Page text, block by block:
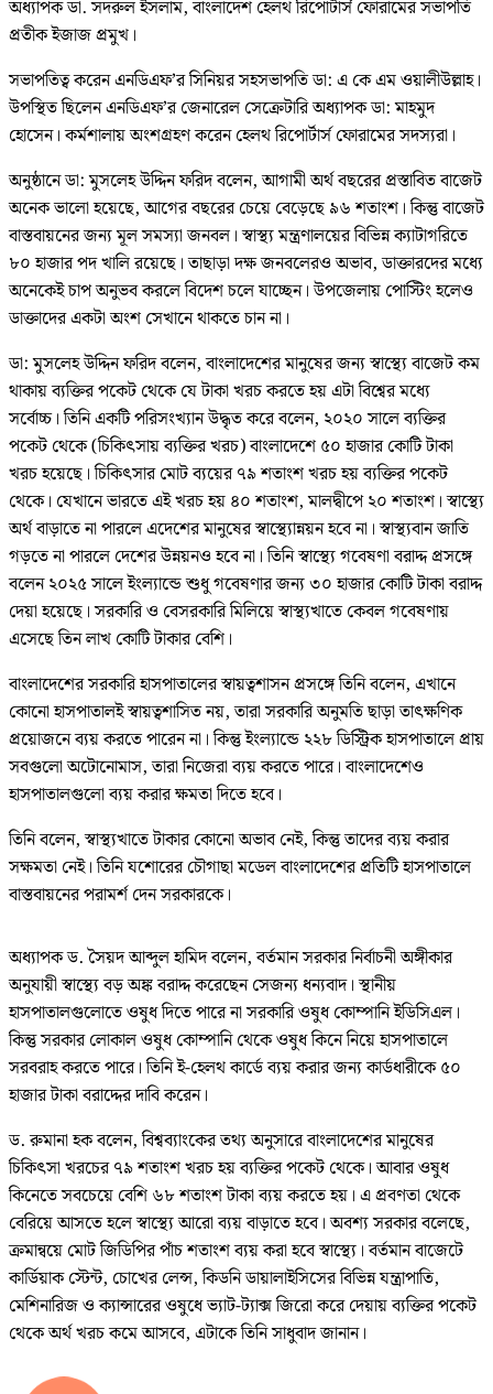
অধ্যাপক ডা. সদরুল ইসলাম, বাংলাদেশ হেলথ রিপোর্টার্স ফোরামের সভাপতি
প্রতীক ইজাজ প্রমুখ।
সভাপতিত্ব করেন এনডিএফ’র সিনিয়র সহসভাপতি ডা: এ কে এম ওয়ালীউল্লাহ।
উপস্থিত ছিলেন এনডিএফ’র জেনারেল সেক্রেটারি অধ্যাপক ডা: মাহমুদ
হোসেন। কর্মশালায় অংশগ্রহণ করেন হেলথ রিপোর্টার্স ফোরামের সদস্যরা।
অনুষ্ঠানে ডা: মুসলেহ উদ্দিন ফরিদ বলেন, আগামী অর্থ বছরের প্রস্তাবিত বাজেট
অনেক ভালো হয়েছে, আগের বছরের চেয়ে বেড়েছে ৯৬ শতাংশ। কিন্তু বাজেট
বাস্তবায়নের জন্য মূল সমস্যা জনবল। স্বাস্থ্য মন্ত্রণালয়ের বিভিন্ন ক্যাটাগরিতে
৮০ হাজার পদ খালি রয়েছে। তাছাড়া দক্ষ জনবলেরও অভাব, ডাক্তারদের মধ্যে
অনেকেই চাপ অনুভব করলে বিদেশ চলে যাচ্ছেন। উপজেলায় পোস্টিং হলেও
ডাক্তাদের একটা অংশ সেখানে থাকতে চান না।
ডা: মুসলেহ উদ্দিন ফরিদ বলেন, বাংলাদেশের মানুষের জন্য স্বাস্থ্যে বাজেট কম
থাকায় ব্যক্তির পকেট থেকে যে টাকা খরচ করতে হয় এটা বিশ্বের মধ্যে
সর্বোচ্চ। তিনি একটি পরিসংখ্যান উদ্ধৃত করে বলেন, ২০২০ সালে ব্যক্তির
পকেট থেকে (চিকিৎসায় ব্যক্তির খরচ) বাংলাদেশে ৫০ হাজার কোটি টাকা
খরচ হয়েছে। চিকিৎসার মোট ব্যয়ের ৭৯ শতাংশ খরচ হয় ব্যক্তির পকেট
থেকে। যেখানে ভারতে এই খরচ হয় ৪০ শতাংশ, মালদ্বীপে ২০ শতাংশ। স্বাস্থ্যে
অর্থ বাড়াতে না পারলে এদেশের মানুষের স্বাস্থ্যোন্নয়ন হবে না। স্বাস্থ্যবান জাতি
গড়তে না পারলে দেশের উন্নয়নও হবে না। তিনি স্বাস্থ্যে গবেষণা বরাদ্দ প্রসঙ্গে
বলেন ২০২৫ সালে ইংল্যান্ডে শুধু গবেষণার জন্য ৩০ হাজার কোটি টাকা বরাদ্দ
দেয়া হয়েছে। সরকারি ও বেসরকারি মিলিয়ে স্বাস্থ্যখাতে কেবল গবেষণায়
এসেছে তিন লাখ কোটি টাকার বেশি।
বাংলাদেশের সরকারি হাসপাতালের স্বায়ত্বশাসন প্রসঙ্গে তিনি বলেন, এখানে
কোনো হাসপাতালই স্বায়ত্বশাসিত নয়, তারা সরকারি অনুমতি ছাড়া তাৎক্ষণিক
প্রয়োজনে ব্যয় করতে পারেন না। কিন্তু ইংল্যান্ডে ২২৮ ডিস্ট্রিক হাসপাতালে প্রায়
সবগুলো অটোনোমাস, তারা নিজেরা ব্যয় করতে পারে। বাংলাদেশেও
হাসপাতালগুলো ব্যয় করার ক্ষমতা দিতে হবে।
তিনি বলেন, স্বাস্থ্যখাতে টাকার কোনো অভাব নেই, কিন্তু তাদের ব্যয় করার
সক্ষমতা নেই। তিনি যশোরের চৌগাছা মডেল বাংলাদেশের প্রতিটি হাসপাতালে
বাস্তবায়নের পরামর্শ দেন সরকারকে।
অধ্যাপক ড. সৈয়দ আব্দুল হামিদ বলেন, বর্তমান সরকার নির্বাচনী অঙ্গীকার
অনুযায়ী স্বাস্থ্যে বড় অঙ্ক বরাদ্দ করেছেন সেজন্য ধন্যবাদ। স্থানীয়
হাসপাতালগুলোতে ওষুধ দিতে পারে না সরকারি ওষুধ কোম্পানি ইডিসিএল।
কিন্তু সরকার লোকাল ওষুধ কোম্পানি থেকে ওষুধ কিনে নিয়ে হাসপাতালে
সরবরাহ করতে পারে। তিনি ই-হেলথ কার্ডে ব্যয় করার জন্য কার্ডধারীকে ৫০
হাজার টাকা বরাদ্দের দাবি করেন।
ড. রুমানা হক বলেন, বিশ্বব্যাংকের তথ্য অনুসারে বাংলাদেশের মানুষের
চিকিৎসা খরচের ৭৯ শতাংশ খরচ হয় ব্যক্তির পকেট থেকে। আবার ওষুধ
কিনেতে সবচেয়ে বেশি ৬৮ শতাংশ টাকা ব্যয় করতে হয়। এ প্রবণতা থেকে
বেরিয়ে আসতে হলে স্বাস্থ্যে আরো ব্যয় বাড়াতে হবে। অবশ্য সরকার বলেছে,
ক্রমান্বয়ে মোট জিডিপির পাঁচ শতাংশ ব্যয় করা হবে স্বাস্থ্যে। বর্তমান বাজেটে
কার্ডিয়াক স্টেন্ট, চোখের লেন্স, কিডনি ডায়ালাইসিসের বিভিন্ন যন্ত্রাপাতি,
মেশিনারিজ ও ক্যান্সারের ওষুধে ভ্যাট-ট্যাক্স জিরো করে দেয়ায় ব্যক্তির পকেট
থেকে অর্থ খরচ কমে আসবে, এটাকে তিনি সাধুবাদ জানান।